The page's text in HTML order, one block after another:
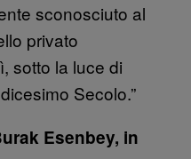
sconosciuto al
privato
sotto la luce di
Secolo.”
Esenbey, in